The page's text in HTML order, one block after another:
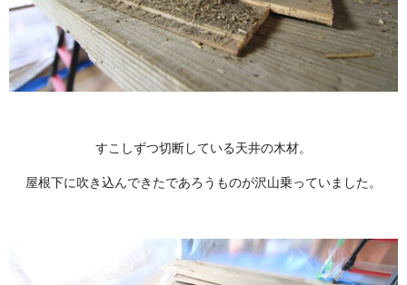
すこしずつ切断している天井の木材。
屋根下に吹き込んできたであろうものが沢山乗っていました。